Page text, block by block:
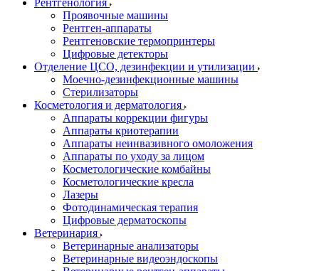
Рентгенология
Проявочные машины
Рентген-аппараты
Рентгеновские термопринтеры
Цифровые детекторы
Отделение ЦСО, дезинфекции и утилизации
Моечно-дезинфекционные машины
Стерилизаторы
Косметология и дерматология
Аппараты коррекции фигуры
Аппараты криотерапии
Аппараты неинвазивного омоложения
Аппараты по уходу за лицом
Косметологические комбайны
Косметологические кресла
Лазеры
Фотодинамическая терапия
Цифровые дерматоскопы
Ветеринария
Ветеринарные анализаторы
Ветеринарные видеоэндоскопы